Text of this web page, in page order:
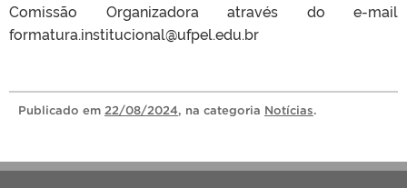
Comissão Organizadora através do e-mail
formatura.institucional@ufpel.edu.br
Publicado em 22/08/2024, na categoria Notícias.